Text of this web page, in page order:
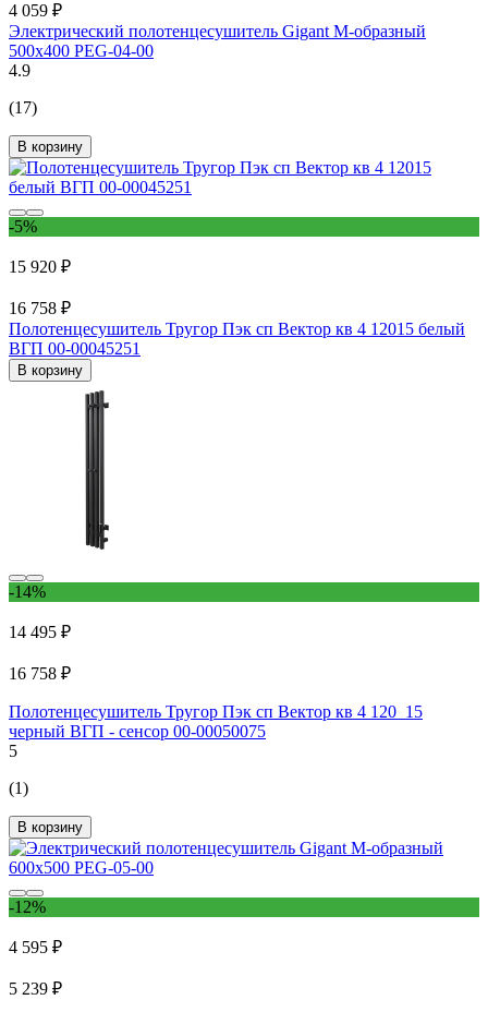
4 059 ₽
Электрический полотенцесушитель Gigant М-образный
500x400 PEG-04-00
4.9
(17)
В корзину
-5%
15 920 ₽
16 758 ₽
Полотенцесушитель Тругор Пэк сп Вектор кв 4 12015 белый
ВГП 00-00045251
В корзину
-14%
14 495 ₽
16 758 ₽
Полотенцесушитель Тругор Пэк сп Вектор кв 4 120_15
черный ВГП - сенсор 00-00050075
5
(1)
В корзину
-12%
4 595 ₽
5 239 ₽